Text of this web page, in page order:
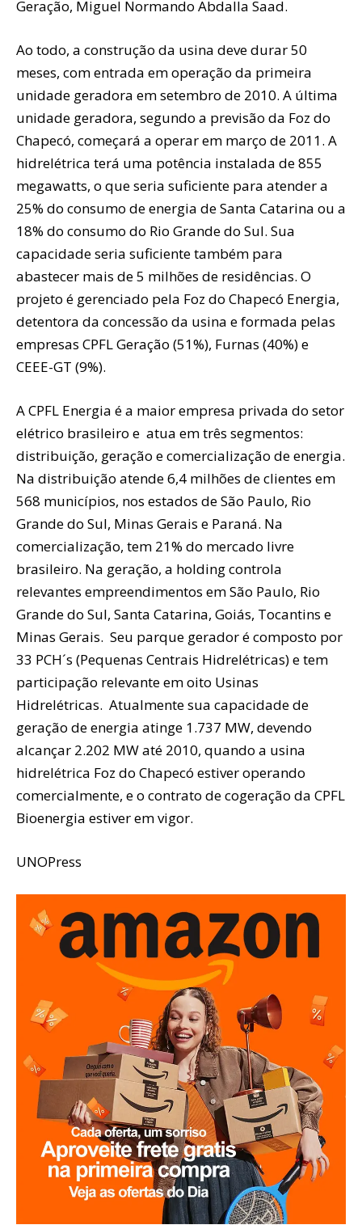
Geração, Miguel Normando Abdalla Saad.
Ao todo, a construção da usina deve durar 50
meses, com entrada em operação da primeira
unidade geradora em setembro de 2010. A última
unidade geradora, segundo a previsão da Foz do
Chapecó, começará a operar em março de 2011. A
hidrelétrica terá uma potência instalada de 855
megawatts, o que seria suficiente para atender a
25% do consumo de energia de Santa Catarina ou a
18% do consumo do Rio Grande do Sul. Sua
capacidade seria suficiente também para
abastecer mais de 5 milhões de residências. O
projeto é gerenciado pela Foz do Chapecó Energia,
detentora da concessão da usina e formada pelas
empresas CPFL Geração (51%), Furnas (40%) e
CEEE-GT (9%).
A CPFL Energia é a maior empresa privada do setor
elétrico brasileiro e atua em três segmentos:
distribuição, geração e comercialização de energia.
Na distribuição atende 6,4 milhões de clientes em
568 municípios, nos estados de São Paulo, Rio
Grande do Sul, Minas Gerais e Paraná. Na
comercialização, tem 21% do mercado livre
brasileiro. Na geração, a holding controla
relevantes empreendimentos em São Paulo, Rio
Grande do Sul, Santa Catarina, Goiás, Tocantins e
Minas Gerais. Seu parque gerador é composto por
33 PCH´s (Pequenas Centrais Hidrelétricas) e tem
participação relevante em oito Usinas
Hidrelétricas. Atualmente sua capacidade de
geração de energia atinge 1.737 MW, devendo
alcançar 2.202 MW até 2010, quando a usina
hidrelétrica Foz do Chapecó estiver operando
comercialmente, e o contrato de cogeração da CPFL
Bioenergia estiver em vigor.
UNOPress